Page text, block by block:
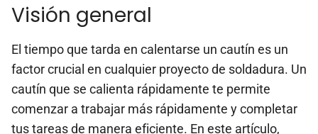
Visión general
El tiempo que tarda en calentarse un cautín es un
factor crucial en cualquier proyecto de soldadura. Un
cautín que se calienta rápidamente te permite
comenzar a trabajar más rápidamente y completar
tus tareas de manera eficiente. En este artículo,